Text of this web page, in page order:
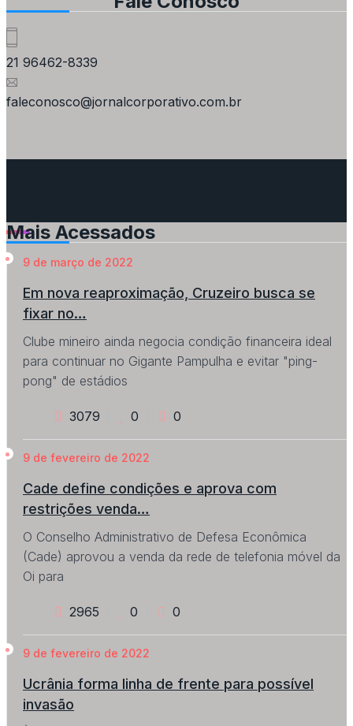
21 96462-8339
faleconosco@jornalcorporativo.com.br
Mais Acessados
9 de março de 2022
Em nova reaproximação, Cruzeiro busca se
fixar no…
Clube mineiro ainda negocia condição financeira ideal
para continuar no Gigante Pampulha e evitar "ping-
pong" de estádios
3079 0 0
9 de fevereiro de 2022
Cade define condições e aprova com
restrições venda…
O Conselho Administrativo de Defesa Econômica
(Cade) aprovou a venda da rede de telefonia móvel da
Oi para
2965 0 0
9 de fevereiro de 2022
Ucrânia forma linha de frente para possível
invasão